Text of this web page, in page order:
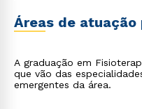
Áreas de
A graduação em
que vão das
emergentes da área.